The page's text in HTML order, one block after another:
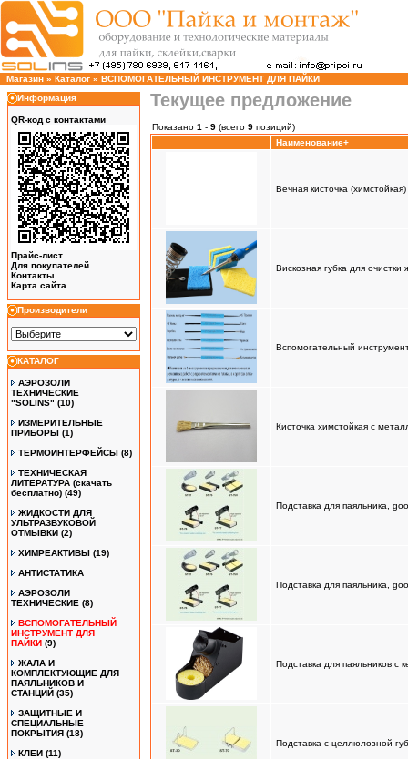
Магазин » Каталог » ВСПОМОГАТЕЛЬНЫЙ ИНСТРУМЕНТ ДЛЯ ПАЙКИ
Информация
QR-код с контактами
Прайс-лист
Для покупателей
Контакты
Карта сайта
Производители
КАТАЛОГ
АЭРОЗОЛИ
ТЕХНИЧЕСКИЕ
"SOLINS" (10)
ИЗМЕРИТЕЛЬНЫЕ
ПРИБОРЫ (1)
ТЕРМОИНТЕРФЕЙСЫ (8)
ТЕХНИЧЕСКАЯ
ЛИТЕРАТУРА (скачать
бесплатно) (49)
ЖИДКОСТИ ДЛЯ
УЛЬТРАЗВУКОВОЙ
ОТМЫВКИ (2)
ХИМРЕАКТИВЫ (19)
АНТИСТАТИКА
АЭРОЗОЛИ
ТЕХНИЧЕСКИЕ (8)
ВСПОМОГАТЕЛЬНЫЙ
ИНСТРУМЕНТ ДЛЯ
ПАЙКИ (9)
ЖАЛА И
КОМПЛЕКТУЮЩИЕ ДЛЯ
ПАЯЛЬНИКОВ И
СТАНЦИЙ (35)
ЗАЩИТНЫЕ И
СПЕЦИАЛЬНЫЕ
ПОКРЫТИЯ (18)
КЛЕИ (11)
Текущее предложение
Показано 1 - 9 (всего 9 позиций)
Наименование+
Вечная кисточка (химстойкая)
Вискозная губка для
Вспомогательный
Кисточка химстойкая с
Подставка для паяльника,
Подставка для паяльника,
Подставка для паяльников с
Подставка с целлюлозной